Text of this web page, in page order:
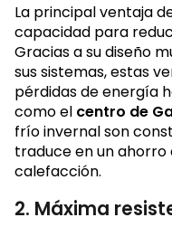
La principal ventaja
capacidad para
Gracias a su diseño
sus sistemas, estas
pérdidas de energía
como el centro de
frío invernal son
traduce en un
calefacción.
2. Máxima